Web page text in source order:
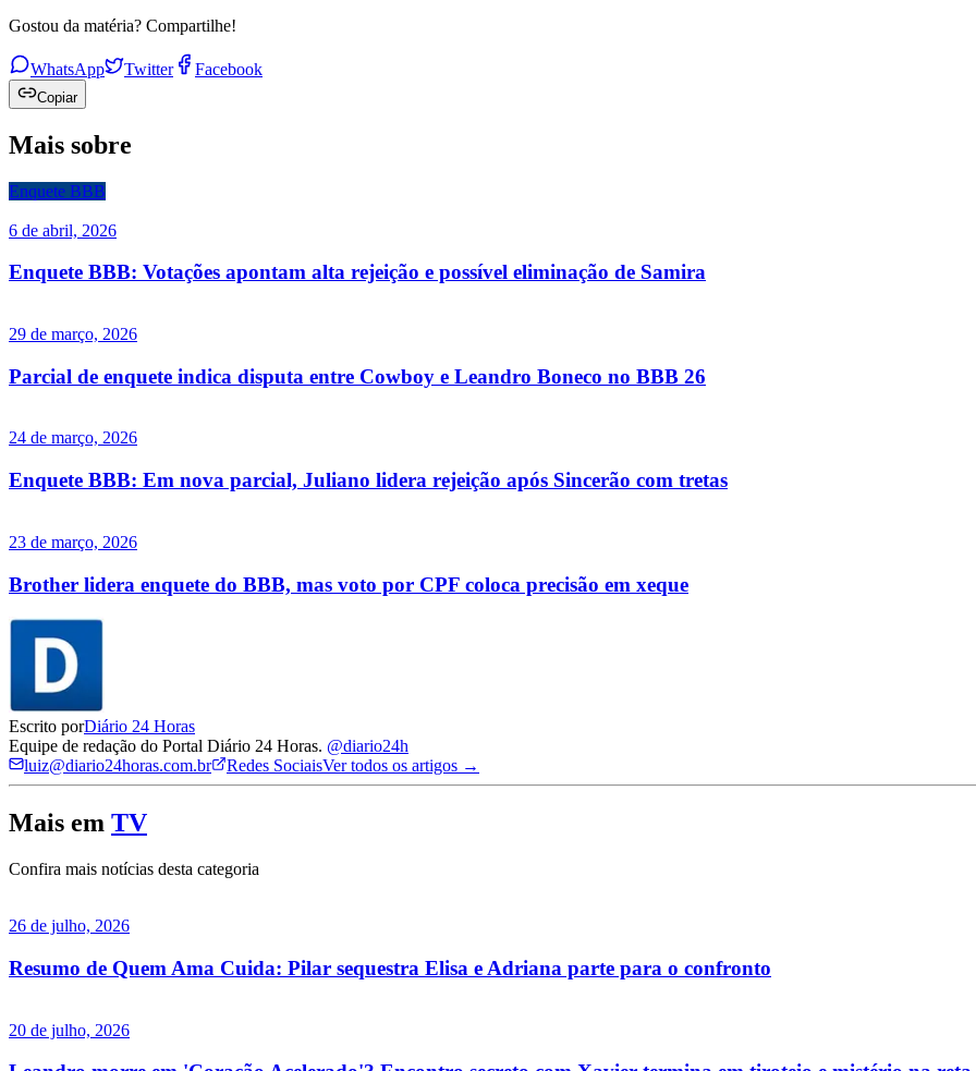
Gostou da matéria? Compartilhe!
WhatsApp Twitter Facebook
Copiar
Mais sobre
Enquete BBB
6 de abril, 2026
Enquete BBB: Votações apontam alta rejeição e possível eliminação de Samira
29 de março, 2026
Parcial de enquete indica disputa entre Cowboy e Leandro Boneco no BBB 26
24 de março, 2026
Enquete BBB: Em nova parcial, Juliano lidera rejeição após Sincerão com tretas
23 de março, 2026
Brother lidera enquete do BBB, mas voto por CPF coloca precisão em xeque
Escrito porDiário 24 Horas
Equipe de redação do Portal Diário 24 Horas. @diario24h
luiz@diario24horas.com.br
Redes SociaisVer todos os artigos →
Mais em TV
Confira mais notícias desta categoria
26 de julho, 2026
Resumo de Quem Ama Cuida: Pilar sequestra Elisa e Adriana parte para o confronto
20 de julho, 2026